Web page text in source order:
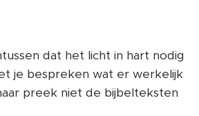
dat het licht in hart nodig
je bespreken wat er werkelijk
preek niet de bijbelteksten